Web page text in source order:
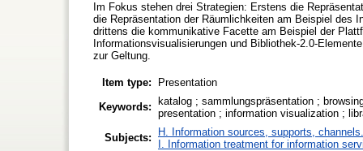
Im Fokus stehen drei Strategien: Erstens die
die Repräsentation der Räumlichkeiten am Beispiel des
drittens die kommunikative Facette am Beispiel der
Informationsvisualisierungen und Bibliothek-2.0-
zur Geltung.
Item type:
Presentation
Keywords:
katalog ; sammlungspräsentation ;
presentation ; information visualization ;
Subjects:
H. Information sources, supports, channels.
I. Information treatment for information